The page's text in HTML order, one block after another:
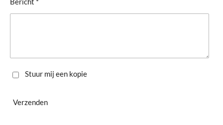
Stuur mij een kopie
Verzenden